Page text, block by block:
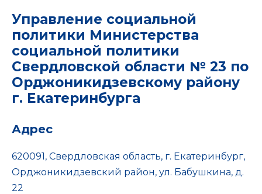
Управление социальной
политики Министерства
социальной политики
Свердловской области № 23 по
Орджоникидзевскому району
г. Екатеринбурга
Адрес
620091, Свердловская область, г. Екатеринбург,
Орджоникидзевский район, ул. Бабушкина, д.
22